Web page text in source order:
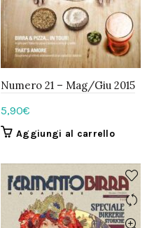
Numero 21 – Mag/Giu 2015
5,90€
Aggiungi al carrello